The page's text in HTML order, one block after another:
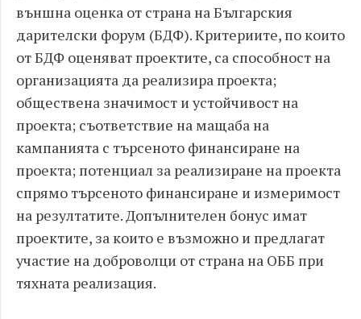
външна оценка от страна на Българския
дарителски форум (БДФ). Критериите, по които
от БДФ оценяват проектите, са способност на
организацията да реализира проекта;
обществена значимост и устойчивост на
проекта; съответствие на мащаба на
кампанията с търсеното финансиране на
проекта; потенциал за реализиране на проекта
спрямо търсеното финансиране и измеримост
на резултатите. Допълнителен бонус имат
проектите, за които е възможно и предлагат
участие на доброволци от страна на ОББ при
тяхната реализация.